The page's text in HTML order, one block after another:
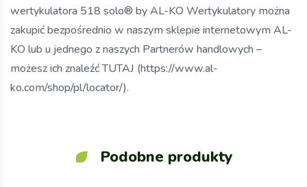
wertykulatora 518 solo® by AL-KO Wertykulatory można
zakupić bezpośrednio w naszym sklepie internetowym AL-
KO lub u jednego z naszych Partnerów handlowych –
możesz ich znaleźć TUTAJ (https://www.al-
ko.com/shop/pl/locator/).
Podobne produkty